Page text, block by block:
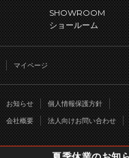
SHOWROOM
ショールーム
マイページ
お知らせ 個人情報保護方針
会社概要 法人向けお問い合わせ